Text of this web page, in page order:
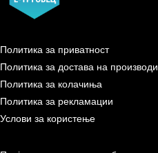
Политика за приватност
Политика за достава на производи
Политика за колачиња
Политика за рекламации
Услови за користење